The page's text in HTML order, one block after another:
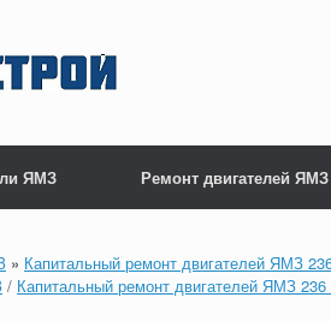
ЯМЗ Ремонт двигателей ЯМЗ
» Капитальный ремонт двигателей ЯМЗ
/ Капитальный ремонт двигателей ЯМЗ 236